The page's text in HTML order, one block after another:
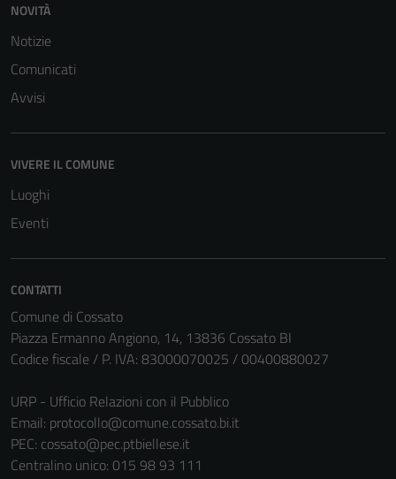
NOVITÀ
Notizie
Comunicati
Avvisi
VIVERE IL COMUNE
Luoghi
Eventi
CONTATTI
Comune di Cossato
Piazza Ermanno Angiono, 14, 13836 Cossato BI
Codice fiscale / P. IVA: 83000070025 / 00400880027
URP - Ufficio Relazioni con il Pubblico
Email: protocollo@comune.cossato.bi.it
PEC: cossato@pec.ptbiellese.it
Centralino unico: 015 98 93 111
Tecnici
sono necessari
per il